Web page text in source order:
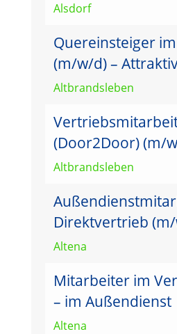
Alsdorf
Quereinsteiger
(m/w/d) –
Altbrandsleben
(Door2Door) (m/
Altbrandsleben
Direktvertrieb
Altena
Mitarbeiter im
– im Außendienst
Altena